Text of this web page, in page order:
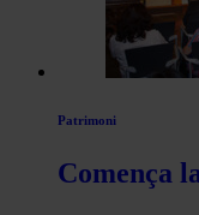
Patrimoni
Comença